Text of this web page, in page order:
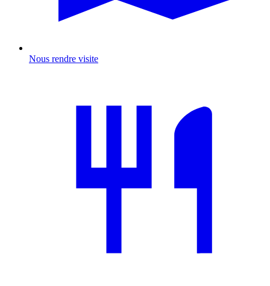
Nous rendre visite